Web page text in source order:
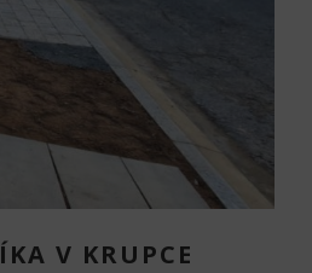
V KRUPCE